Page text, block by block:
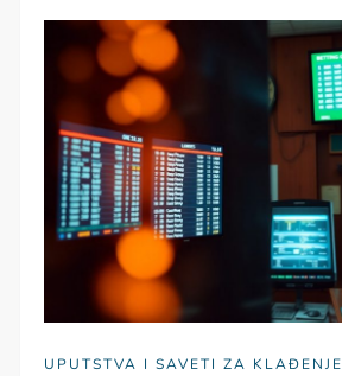
UPUTSTVA I SAVETI ZA KLAĐENJE